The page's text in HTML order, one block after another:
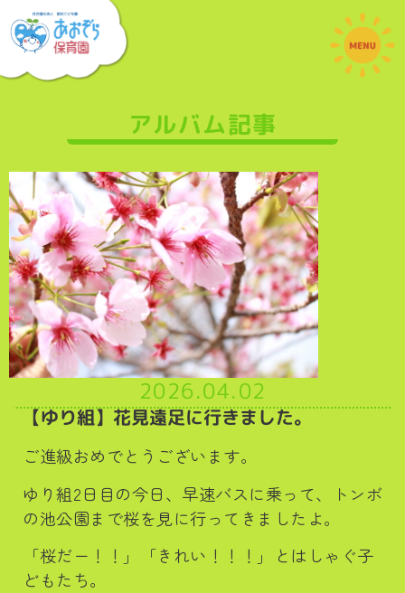
アルバム記事
2026.04.02
【ゆり組】花見遠足に行きました。
ご進級おめでとうございます。
ゆり組2日目の今日、早速バスに乗って、トンボ
の池公園まで桜を見に行ってきましたよ。
「桜だー！！」「きれい！！！」とはしゃぐ子
どもたち。